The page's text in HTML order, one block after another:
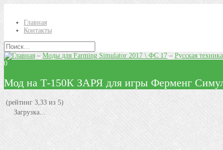
Главная
Контакты
–Моды для Farming Simulator 2017 \ ФС 17– Русская техника
0
Мод на Т-150К ЗАРЯ для игры Ферменг
(рейтинг 3,33 из 5)
Загрузка...